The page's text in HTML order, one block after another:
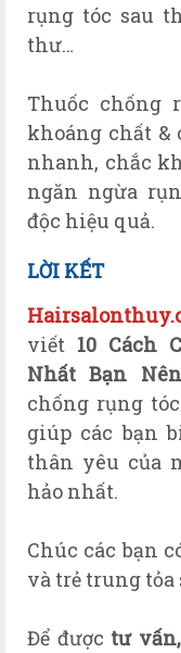
rụng tóc sau
thư…
Thuốc chống
khoáng chất &
nhanh, chắc
ngăn ngừa
độc hiệu quả.
LỜI KẾT
viết 10Cách
Nhất Bạn N
chống rụng
giúp các bạn
thân yêu của
hảo nhất.
Chúc các bạn
và trẻ trung
Để được tư